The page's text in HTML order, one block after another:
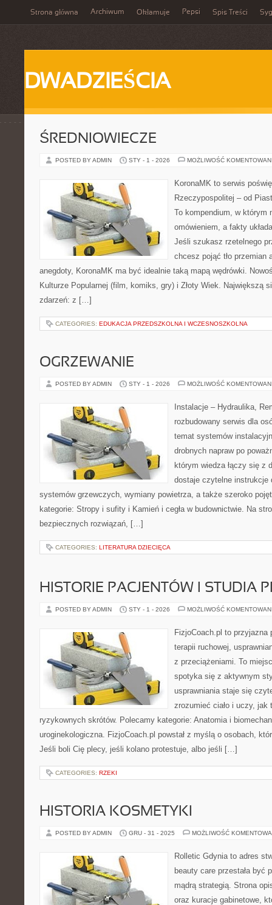
Strona główna Archiwum Okłamuje Pepsi Spis Treści
DWADZIEŚCIA
ŚREDNIOWIECZE
POSTED BY ADMIN STY - 1 - 2026 MOŻLIWOŚĆ
KoronaMK to serwis
Rzeczypospolitej – od
To kompendium, w którym
omówieniem, a fakty
Jeśli szukasz rzetelnego
chcesz pojąć tło przemian
anegdoty, KoronaMK ma być idealnie taką mapą wędrówki.
Kulturze Popularnej (film, komiks, gry) i Złoty Wiek. Największą
zdarzeń: z […]
CATEGORIES: EDUKACJA PRZEDSZKOLNA I WCZESNOSZKOLNA
OGRZEWANIE
POSTED BY ADMIN STY - 1 - 2026 MOŻLIWOŚĆ
Instalacje – Hydraulika,
rozbudowany serwis dla
temat systemów
drobnych napraw po
którym wiedza łączy się z
dostaje czytelne instrukcje
systemów grzewczych, wymiany powietrza, a także szeroko
kategorie: Stropy i sufity i Kamień i cegła w budownictwie. Na
bezpiecznych rozwiązań, […]
CATEGORIES: LITERATURA DZIECIĘCA
HISTORIE PACJENTÓW I STUDIA
POSTED BY ADMIN STY - 1 - 2026 MOŻLIWOŚĆ
FizjoCoach.pl to przyjazna
terapii ruchowej,
z przeciążeniami. To
spotyka się z aktywnym
usprawniania staje się
zrozumieć ciało i uczy, jak
ryzykownych skrótów. Polecamy kategorie: Anatomia i
uroginekologiczna. FizjoCoach.pl powstał z myślą o osobach,
Jeśli boli Cię plecy, jeśli kolano protestuje, albo jeśli […]
CATEGORIES: RZEKI
HISTORIA KOSMETYKI
POSTED BY ADMIN GRU - 31 - 2025 MOŻLIWOŚĆ
Rolletic Gdynia to adres
beauty care przestała być
mądrą strategią. Strona
oraz kuracje gabinetowe,